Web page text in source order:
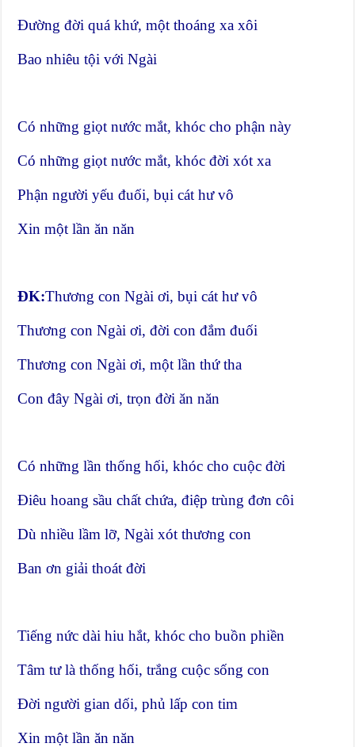
Đường đời quá khứ, một thoáng xa xôi
Bao nhiêu tội với Ngài
Có những giọt nước mắt, khóc cho phận này
Có những giọt nước mắt, khóc đời xót xa
Phận người yếu đuối, bụi cát hư vô
Xin một lần ăn năn
ĐK:Thương con Ngài ơi, bụi cát hư vô
Thương con Ngài ơi, đời con đắm đuối
Thương con Ngài ơi, một lần thứ tha
Con đây Ngài ơi, trọn đời ăn năn
Có những lần thống hối, khóc cho cuộc đời
Điêu hoang sầu chất chứa, điệp trùng đơn côi
Dù nhiều lầm lỡ, Ngài xót thương con
Ban ơn giải thoát đời
Tiếng nức dài hiu hắt, khóc cho buồn phiền
Tâm tư là thống hối, trắng cuộc sống con
Đời người gian dối, phủ lấp con tim
Xin một lần ăn năn